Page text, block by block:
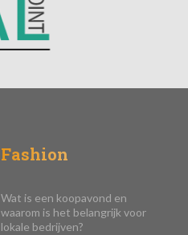
Fashion
Wat is een koopavond en
waarom is het belangrijk voor
lokale bedrijven?